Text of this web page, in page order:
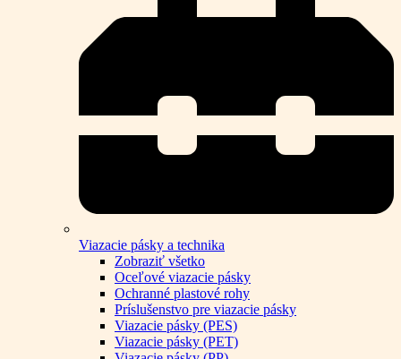
Viazacie pásky a technika
Zobraziť všetko
Oceľové viazacie pásky
Ochranné plastové rohy
Príslušenstvo pre viazacie pásky
Viazacie pásky (PES)
Viazacie pásky (PET)